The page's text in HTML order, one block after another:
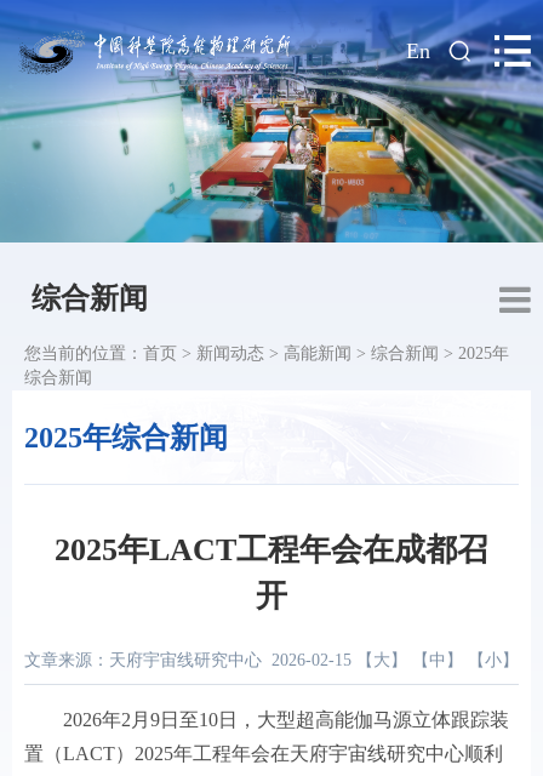
| En
综合新闻
2025年综合新闻
您当前的位置： 首页 > 新闻动态 > 高能新闻 > 综合新闻 > 2025年
综合新闻
2025年LACT工程年会在成都召
开
文章来源：天府宇宙线研究中心 2026-02-15 【 大 】 【 中 】 【 小 】
2026年2 月 9日至10日，大型超高能伽马源立体跟踪装
置（LACT） 2025年工程年会在天府宇宙线研究中心顺利